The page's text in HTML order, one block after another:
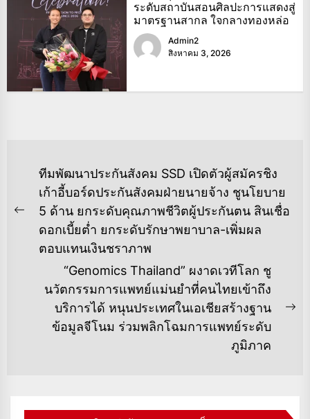
ระดับสถาบันสอนศิลปะการแสดงสู่
มาตรฐานสากล ใจกลางทองหล่อ
Admin2
สิงหาคม 3, 2026
แนะแนว
เรื่อง
Previous
post:
ทีมพัฒนาประกันสังคม SSD เปิดตัวผู้สมัครชิง
เก้าอี้บอร์ดประกันสังคมฝ่ายนายจ้าง ชูนโยบาย
5 ด้าน ยกระดับคุณภาพชีวิตผู้ประกันตน สินเชื่อ
ดอกเบี้ยต่ำ ยกระดับรักษาพยาบาล-เพิ่มผล
ตอบแทนเงินชราภาพ
“Genomics Thailand” ผงาดเวทีโลก ชู
นวัตกรรมการแพทย์แม่นยำที่คนไทยเข้าถึง
บริการได้ หนุนประเทศในเอเชียสร้างฐาน
ข้อมูลจีโนม ร่วมพลิกโฉมการแพทย์ระดับ
ภูมิภาค